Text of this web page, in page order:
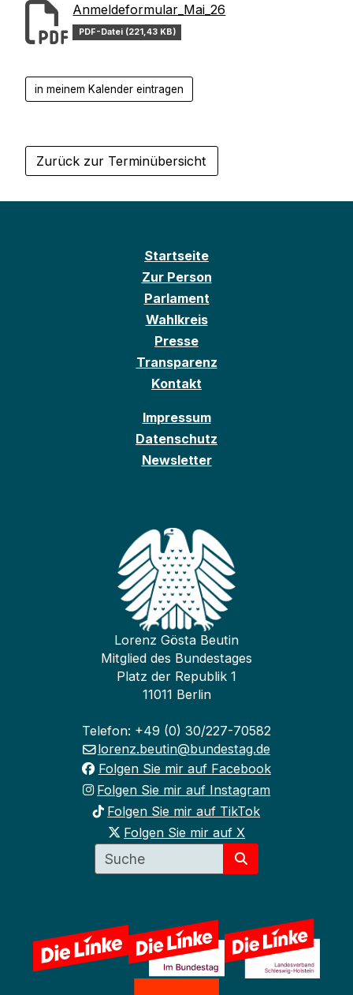
Anmeldeformular_Mai_26
PDF-Datei (221,43 KB)
in meinem Kalender eintragen
Zurück zur Terminübersicht
Startseite
Zur Person
Parlament
Wahlkreis
Presse
Transparenz
Kontakt
Impressum
Datenschutz
Newsletter
Lorenz Gösta Beutin
Mitglied des Bundestages
Platz der Republik 1
11011 Berlin
Telefon: +49 (0) 30/227-70582
lorenz.beutin@bundestag.de
Folgen Sie mir auf Facebook
Folgen Sie mir auf Instagram
Folgen Sie mir auf TikTok
Folgen Sie mir auf X